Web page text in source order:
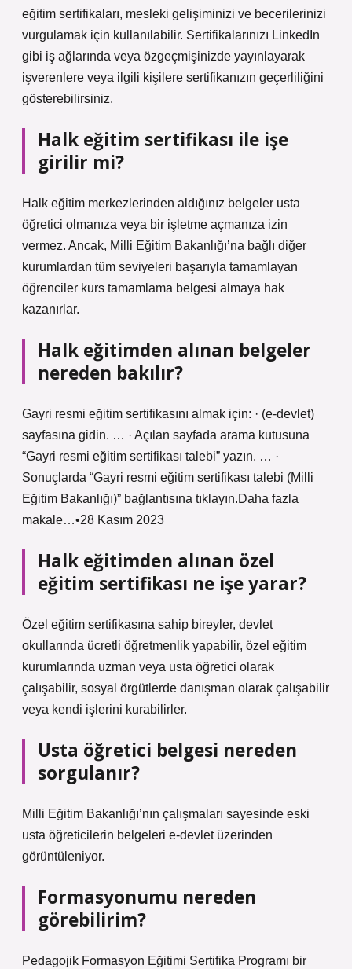
eğitim sertifikaları, mesleki gelişiminizi ve becerilerinizi
vurgulamak için kullanılabilir. Sertifikalarınızı LinkedIn
gibi iş ağlarında veya özgeçmişinizde yayınlayarak
işverenlere veya ilgili kişilere sertifikanızın geçerliliğini
gösterebilirsiniz.
Halk eğitim sertifikası ile işe
girilir mi?
Halk eğitim merkezlerinden aldığınız belgeler usta
öğretici olmanıza veya bir işletme açmanıza izin
vermez. Ancak, Milli Eğitim Bakanlığı’na bağlı diğer
kurumlardan tüm seviyeleri başarıyla tamamlayan
öğrenciler kurs tamamlama belgesi almaya hak
kazanırlar.
Halk eğitimden alınan belgeler
nereden bakılır?
Gayri resmi eğitim sertifikasını almak için: · (e-devlet)
sayfasına gidin. … · Açılan sayfada arama kutusuna
“Gayri resmi eğitim sertifikası talebi” yazın. … ·
Sonuçlarda “Gayri resmi eğitim sertifikası talebi (Milli
Eğitim Bakanlığı)” bağlantısına tıklayın.Daha fazla
makale…•28 Kasım 2023
Halk eğitimden alınan özel
eğitim sertifikası ne işe yarar?
Özel eğitim sertifikasına sahip bireyler, devlet
okullarında ücretli öğretmenlik yapabilir, özel eğitim
kurumlarında uzman veya usta öğretici olarak
çalışabilir, sosyal örgütlerde danışman olarak çalışabilir
veya kendi işlerini kurabilirler.
Usta öğretici belgesi nereden
sorgulanır?
Milli Eğitim Bakanlığı’nın çalışmaları sayesinde eski
usta öğreticilerin belgeleri e-devlet üzerinden
görüntüleniyor.
Formasyonumu nereden
görebilirim?
Pedagojik Formasyon Eğitimi Sertifika Programı bir